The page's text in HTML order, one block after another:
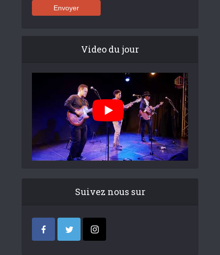
Video du jour
Suivez nous sur